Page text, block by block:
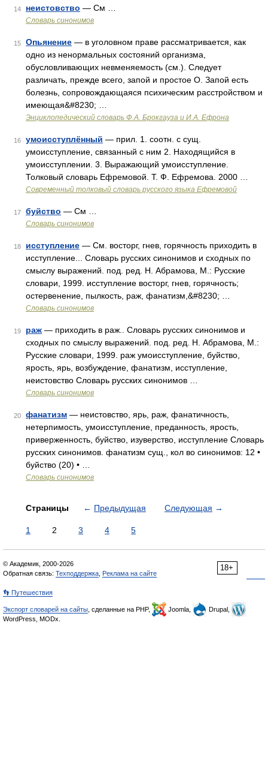
14 неистовство — См …
Словарь синонимов
15 Опьянение — в уголовном праве рассматривается, как
одно из ненормальных состояний организма,
обусловливающих невменяемость (см.). Следует
различать, прежде всего, запой и простое О. Запой есть
болезнь, сопровождающаяся психическим расстройством и
имеющая&#8230; …
Энциклопедический словарь Ф.А. Брокгауза и И.А. Ефрона
16 умоисступлённый — прил. 1. соотн. с сущ.
умоисступление, связанный с ним 2. Находящийся в
умоисступлении. 3. Выражающий умоисступление.
Толковый словарь Ефремовой. Т. Ф. Ефремова. 2000 …
Современный толковый словарь русского языка Ефремовой
17 буйство — См …
Словарь синонимов
18 исступление — См. восторг, гнев, горячность приходить в
исступление... Словарь русских синонимов и сходных по
смыслу выражений. под. ред. Н. Абрамова, М.: Русские
словари, 1999. исступление восторг, гнев, горячность;
остервенение, пылкость, раж, фанатизм,&#8230; …
Словарь синонимов
19 раж — приходить в раж.. Словарь русских синонимов и
сходных по смыслу выражений. под. ред. Н. Абрамова, М.:
Русские словари, 1999. раж умоисступление, буйство,
ярость, ярь, возбуждение, фанатизм, исступление,
неистовство Словарь русских синонимов …
Словарь синонимов
20 фанатизм — неистовство, ярь, раж, фанатичность,
нетерпимость, умоисступление, преданность, ярость,
приверженность, буйство, изуверство, исступление Словарь
русских синонимов. фанатизм сущ., кол во синонимов: 12 •
буйство (20) • …
Словарь синонимов
Страницы ← Предыдущая Следующая →
1 2 3 4 5
18+
© Академик, 2000-2026
Обратная связь: Техподдержка Реклама на сайте
👣 Путешествия
Экспорт словарей на сайты , сделанные на PHP, Joomla,
Drupal,
WordPress, MODx.